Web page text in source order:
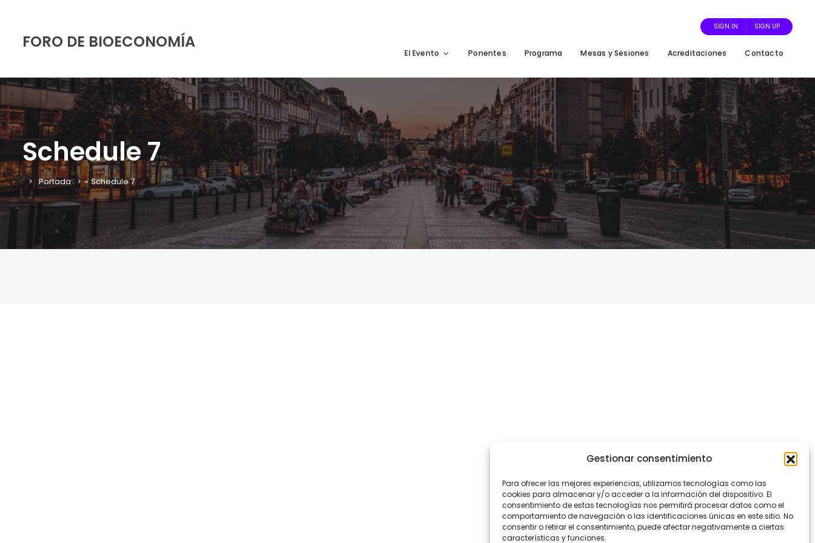
Gestionar consentimiento
Para ofrecer las mejores experiencias, utilizamos tecnologías como las
cookies para almacenar y/o acceder a la información del dispositivo. El
consentimiento de estas tecnologías nos permitirá procesar datos como el
comportamiento de navegación o las identificaciones únicas en este sitio. No
consentir o retirar el consentimiento, puede afectar negativamente a ciertas
características y funciones.
FORO DE BIOECONOMÍA
SIGN IN SIGN UP
El Evento Ponentes Programa Mesas y Sesiones Acreditaciones Contacto
Schedule 7
Portada » Schedule 7